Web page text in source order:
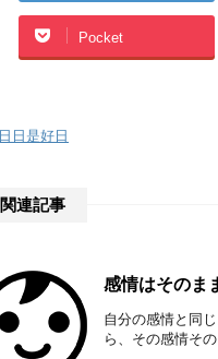
Pocket
日日是好日
関連記事
感情はその
自分の感情と同
ら、その感情そ